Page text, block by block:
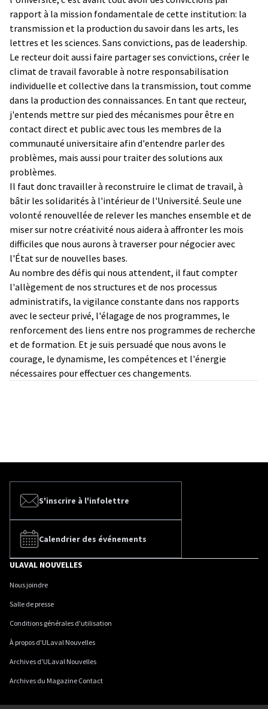
rapport à la mission fondamentale de cette institution: la
transmission et la production du savoir dans les arts, les
lettres et les sciences. Sans convictions, pas de leadership.
Le recteur doit aussi faire partager ses convictions, créer le
climat de travail favorable à notre responsabilisation
individuelle et collective dans la transmission, tout comme
dans la production des connaissances. En tant que recteur,
j'entends mettre sur pied des mécanismes pour être en
contact direct et public avec tous les membres de la
communauté universitaire afin d'entendre parler des
problèmes, mais aussi pour traiter des solutions aux
problèmes.
Il faut donc travailler à reconstruire le climat de travail, à
bâtir les solidarités à l'intérieur de l'Université. Seule une
volonté renouvellée de relever les manches ensemble et de
miser sur notre créativité nous aidera à affronter les mois
difficiles que nous aurons à traverser pour négocier avec
l'État sur de nouvelles bases.
Au nombre des défis qui nous attendent, il faut compter
l'allègement de nos structures et de nos processus
administratifs, la vigilance constante dans nos rapports
avec le secteur privé, l'élagage de nos programmes, le
renforcement des liens entre nos programmes de recherche
et de formation. Et je suis persuadé que nous avons le
courage, le dynamisme, les compétences et l'énergie
nécessaires pour effectuer ces changements.
S'inscrire à l'infolettre
Calendrier des événements
ULAVAL NOUVELLES
Nous joindre
Salle de presse
Conditions générales d'utilisation
À propos d'ULaval Nouvelles
Archives d'ULaval Nouvelles
Archives du Magazine Contact